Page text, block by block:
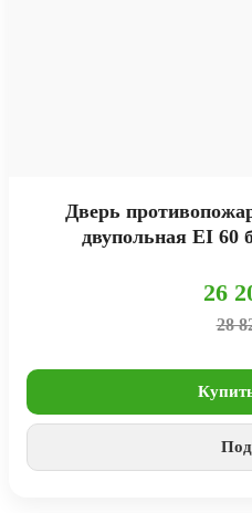
Дверь
двупольная EI 60
26
28